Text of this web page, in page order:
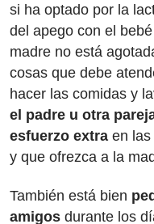
si ha optado por la
del apego con el
madre no está
cosas que debe
hacer las comidas y
el padre u otra
esfuerzo extra en
y que ofrezca a la
También está bien
amigos durante los